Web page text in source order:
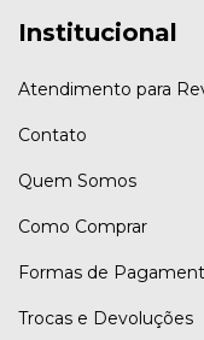
Institucional
Atendimento para
Contato
Quem Somos
Como Comprar
Formas de
Trocas e Devoluções